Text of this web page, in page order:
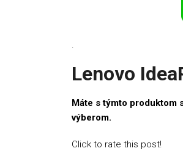
.
Lenovo
Máte s týmto produktom
výberom.
Click to rate this post!